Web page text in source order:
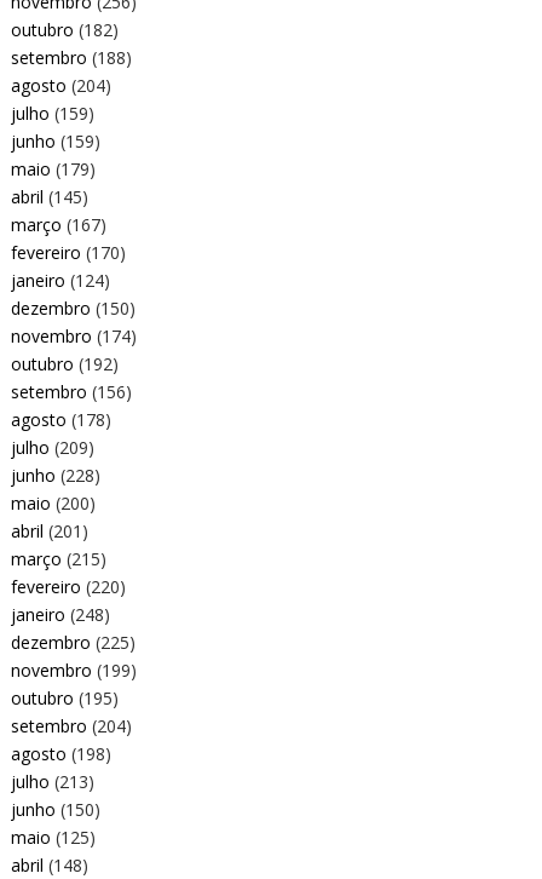
outubro (182)
setembro (188)
agosto (204)
julho (159)
junho (159)
maio (179)
abril (145)
março (167)
fevereiro (170)
janeiro (124)
dezembro (150)
novembro (174)
outubro (192)
setembro (156)
agosto (178)
julho (209)
junho (228)
maio (200)
abril (201)
março (215)
fevereiro (220)
janeiro (248)
dezembro (225)
novembro (199)
outubro (195)
setembro (204)
agosto (198)
julho (213)
junho (150)
maio (125)
abril (148)